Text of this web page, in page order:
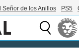
Señor de los Anillos PS5